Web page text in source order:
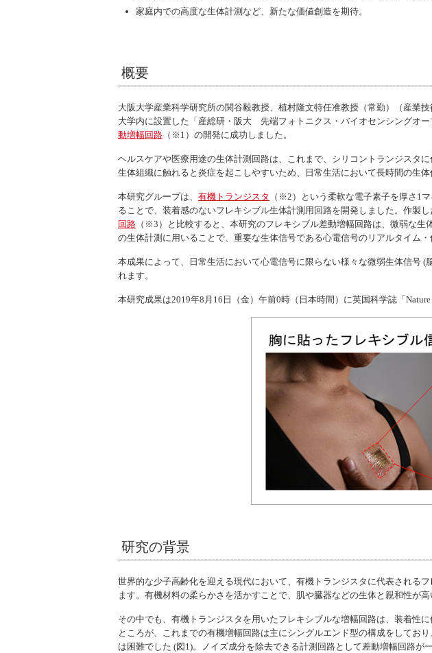
家庭内での高度な生体計測など、新たな価値創造を期待。
概要
大阪大学産業科学研究所の関谷毅教授、植村隆文特任准教授（常勤）（産業
大学内に設置した「産総研・阪大 先端フォトニクス・バイオセンシングオ
動増幅回路 （※1）の開発に成功しました。
ヘルスケアや医療用途の生体計測回路は、これまで、シリコントランジスタ
生体組織に触れると炎症を起こしやすいため、日常生活において長時間の生体
本研究グループは、 有機トランジスタ
（※2）という柔軟な電子素子を厚さ1
ることで、装着感のないフレキシブル生体計測用回路を開発しました。作製
回路 （※3）と比較すると、本研究のフレキシブル差動増幅回路は、微弱な生
の生体計測に用いることで、重要な生体信号である心電信号のリアルタイム・
本成果によって、日常生活において心電信号に限らない様々な微弱生体信号
れます。
本研究成果は2019年8月16日（金）午前0時（日本時間）に英国科学誌「
研究の背景
世界的な少子高齢化を迎える現代において、有機トランジスタに代表される
ます。有機材料の柔らかさを活かすことで、肌や臓器などの生体と親和性が
その中でも、有機トランジスタを用いたフレキシブルな増幅回路は、装着性
ところが、これまでの有機増幅回路は主にシングルエンド型の構成をしてお
は困難でした (図1)。ノイズ成分を除去できる計測回路として差動増幅回路